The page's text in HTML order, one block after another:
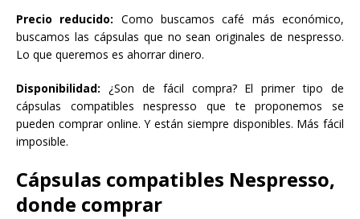
Precio reducido: Como buscamos café más económico,
buscamos las cápsulas que no sean originales de nespresso.
Lo que queremos es ahorrar dinero.
Disponibilidad: ¿Son de fácil compra? El primer tipo de
cápsulas compatibles nespresso que te proponemos se
pueden comprar online. Y están siempre disponibles. Más fácil
imposible.
Cápsulas compatibles Nespresso,
donde comprar